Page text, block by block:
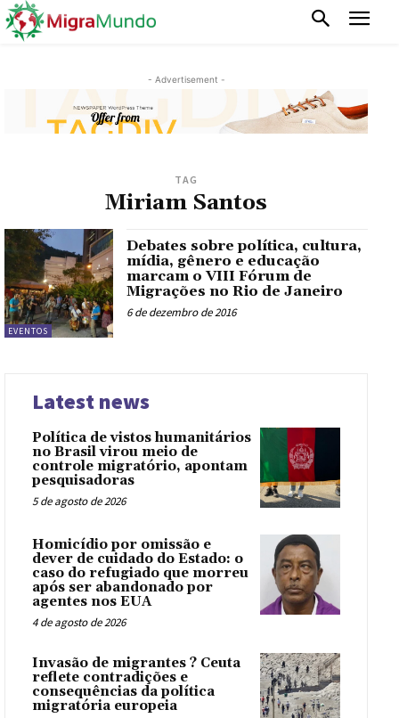
- Advertisement -
TAG
Miriam Santos
EVENTOS
Debates sobre política, cultura,
mídia, gênero e educação
marcam o VIII Fórum de
Migrações no Rio de Janeiro
6 de dezembro de 2016
Latest news
Política de vistos humanitários
no Brasil virou meio de
controle migratório, apontam
pesquisadoras
5 de agosto de 2026
Homicídio por omissão e
dever de cuidado do Estado: o
caso do refugiado que morreu
após ser abandonado por
agentes nos EUA
4 de agosto de 2026
Invasão de migrantes ? Ceuta
reflete contradições e
consequências da política
migratória europeia